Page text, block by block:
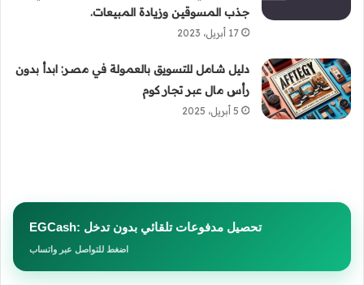
جذب المسوقين وزيادة المبيعات.
17 أبريل، 2023
دليل شامل للتسويق بالعمولة في مصر: ابدأ بدون
رأس مال عبر تجار كوم
5 أبريل، 2025
EGCash: تحصيل مدفوعات تلقائي بدون تدخل
اضغط للتواصل عبر واتساب